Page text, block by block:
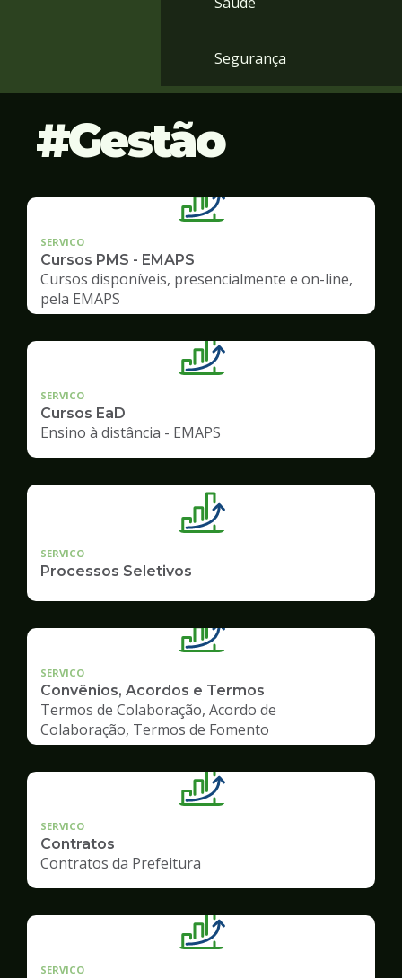
Segurança
Gestão
SERVICO
Cursos PMS - EMAPS
Cursos disponíveis, presencialmente e on-line,
pela EMAPS
SERVICO
Cursos EaD
Ensino à distância - EMAPS
SERVICO
Processos Seletivos
SERVICO
Convênios, Acordos e Termos
Termos de Colaboração, Acordo de
Colaboração, Termos de Fomento
SERVICO
Contratos
Contratos da Prefeitura
SERVICO